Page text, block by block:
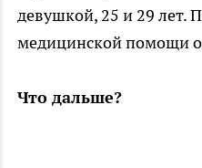
девушкой, 25 и 29 лет.
медицинской помощи
Что дальше?